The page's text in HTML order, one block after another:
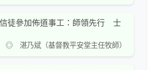
徒參加佈道事工：師領先行 士
◎ 湛乃斌（基督教平安堂主任牧師）